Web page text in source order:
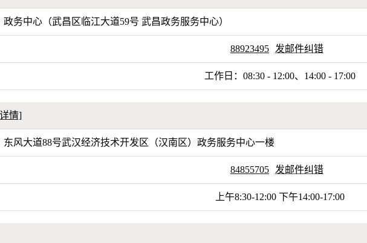
政务中心（武昌区临江大道59号 武昌政务服务中心）
88923495 发邮件纠错
工作日：08:30 - 12:00、14:00 - 17:00
情]
东风大道88号武汉经济技术开发区（汉南区）政务服务中心一楼
84855705 发邮件纠错
上午8:30-12:00 下午14:00-17:00